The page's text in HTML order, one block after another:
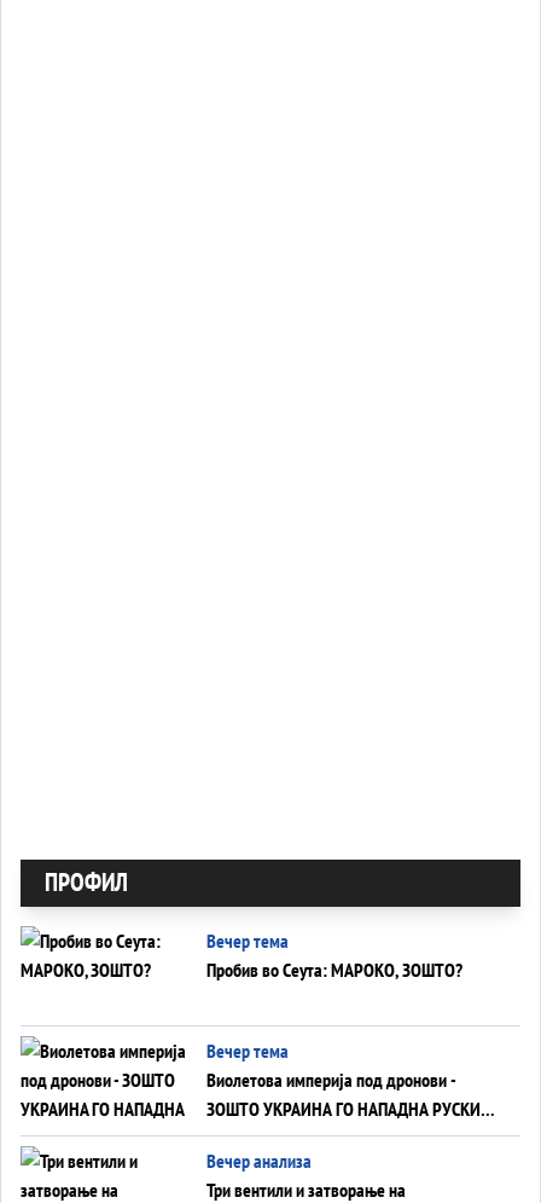
ПРОФИЛ
Вечер тема
Пробив во Сеута: МАРОКО, ЗОШТО?
Вечер тема
Виолетова империја под дронови -
ЗОШТО УКРАИНА ГО НАПАДНА РУСКИОТ
WILDBERRIES
Вечер анализа
Три вентили и затворање на